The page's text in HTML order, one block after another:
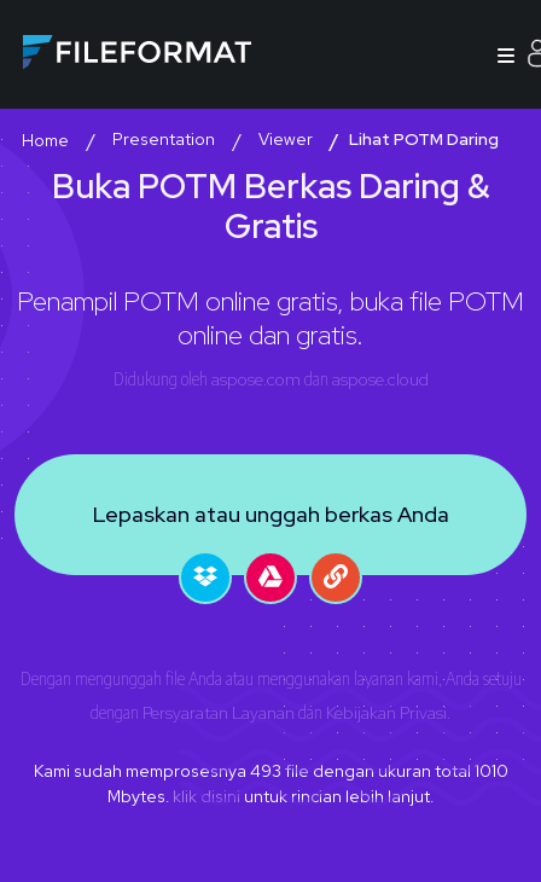
Home Presentation Viewer Lihat POTM Daring
Buka POTM Berkas Daring &
Gratis
Penampil POTM online gratis, buka file POTM
online dan gratis.
Didukung oleh aspose.com dan aspose.cloud
Lepaskan atau unggah berkas Anda
Dengan mengunggah file Anda atau menggunakan layanan kami, Anda setuju
dengan Persyaratan Layanan dan Kebijakan Privasi
Kami sudah memprosesnya 493 file dengan ukuran total 1010
Mbytes. klik disini untuk rincian lebih lanjut.